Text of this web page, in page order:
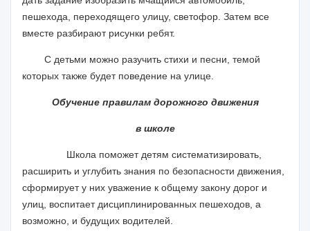
пешехода, переходящего улицу, светофор. Затем все
вместе разбирают рисунки ребят.
С детьми можно разучить стихи и песни, темой
которых также будет поведение на улице.
Обучение правилам дорожного движения
в школе
Школа поможет детям систематизировать,
расширить и углубить знания по безопасности движения,
сформирует у них уважение к общему закону дорог и
улиц, воспитает дисциплинированных пешеходов, а
возможно, и будущих водителей.